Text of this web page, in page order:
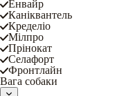
Енвайр
Каніквантель
Кределіо
Мілпро
Прінокат
Селафорт
Фронтлайн
Вага собаки